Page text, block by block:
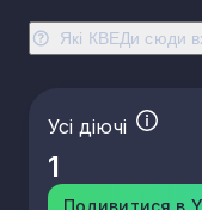
Які КВЕДи сюди
Усі діючі
1
Подивитися в
23.43
23.49
23.52